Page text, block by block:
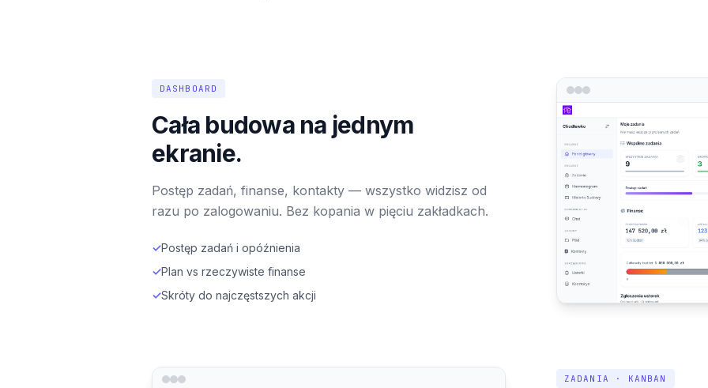
DASHBOARD
Cała budowa na jednym
ekranie.
Postęp zadań, finanse, kontakty — wszystko widzisz od
razu po zalogowaniu. Bez kopania w pięciu zakładkach.
✓Postęp zadań i opóźnienia
✓Plan vs rzeczywiste finanse
✓Skróty do najczęstszych akcji
ZADANIA · KANBAN